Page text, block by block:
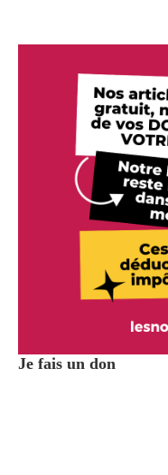
Je fais un don